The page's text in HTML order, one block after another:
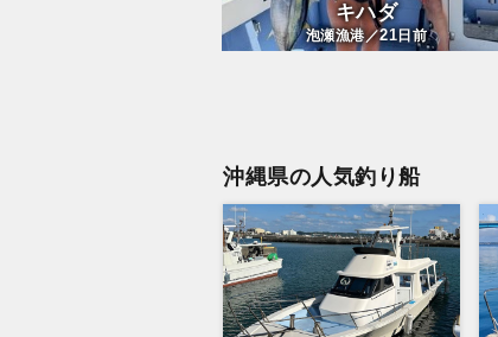
キハダ
泡瀬漁港／21 日前
沖縄県の人気釣り船